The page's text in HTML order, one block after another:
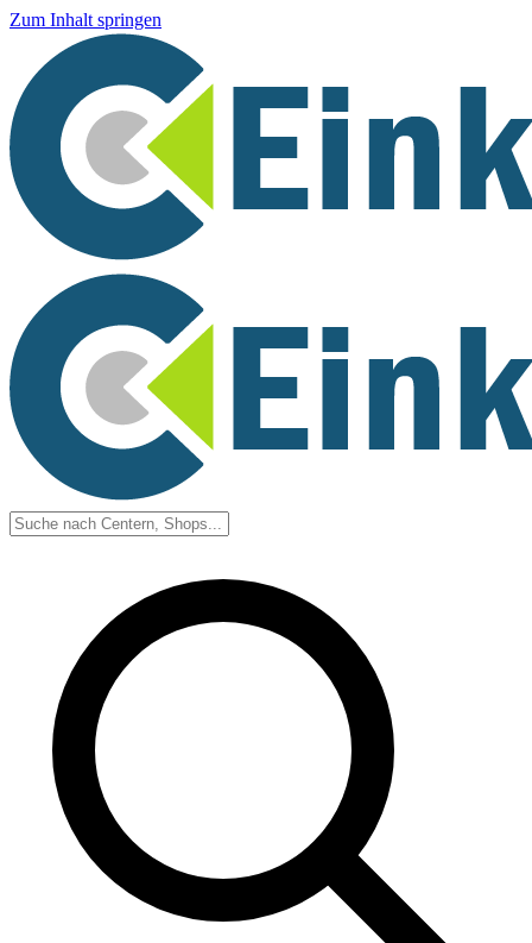
Zum Inhalt springen